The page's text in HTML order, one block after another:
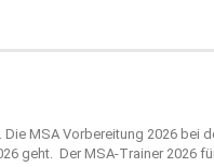
MSA Vorbereitung 2026 bei
geht. Der MSA-Trainer 2026